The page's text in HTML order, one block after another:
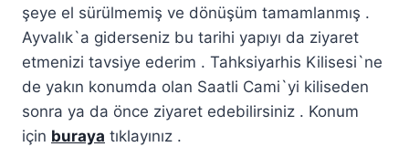
şeye el sürülmemiş ve dönüşüm tamamlanmış .
Ayvalık`a giderseniz bu tarihi yapıyı da ziyaret
etmenizi tavsiye ederim . Tahksiyarhis Kilisesi`ne
de yakın konumda olan Saatli Cami`yi kiliseden
sonra ya da önce ziyaret edebilirsiniz . Konum
için buraya tıklayınız .